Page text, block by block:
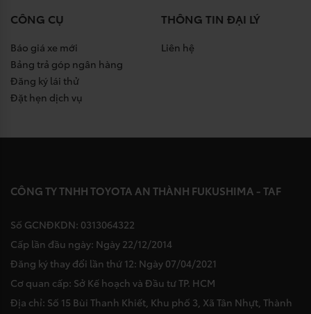
CÔNG CỤ
Báo giá xe mới
Bảng trả góp ngân hàng
Đăng ký lái thử
Đặt hẹn dịch vụ
THÔNG TIN ĐẠI LÝ
Liên hệ
CÔNG TY TNHH TOYOTA AN THÀNH FUKUSHIMA - TAF
Số GCNĐKDN: 0313064322
Cấp lần đầu ngày: Ngày 22/12/2014
Đăng ký thay đổi lần thứ 12: Ngày 07/04/2021
Cơ quan cấp: Sở Kế hoạch và Đầu tư TP. HCM
Địa chỉ: Số 15 Bùi Thanh Khiết, Khu phố 3, Xã Tân Nhựt, Thành